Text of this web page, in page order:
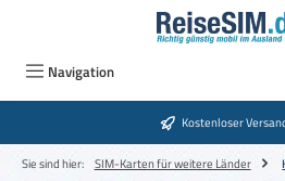
Zum Hauptinhalt springen
Navigation
Kostenloser
Sie sind hier: SIM-Karten für weitere Länder